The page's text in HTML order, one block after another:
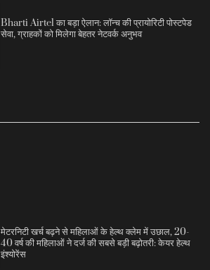
Bharti Airtel का बड़ा ऐलान: लॉन्च की प्रायोरिटी पोस्टपेड
सेवा, ग्राहकों को मिलेगा बेहतर नेटवर्क अनुभव
मेटरनिटी खर्च बढ़ने से महिलाओं के हेल्थ क्लेम में उछाल, 20-
40 वर्ष की महिलाओं ने दर्ज की सबसे बड़ी बढ़ोतरी: केयर हेल्थ
इंश्योरेंस